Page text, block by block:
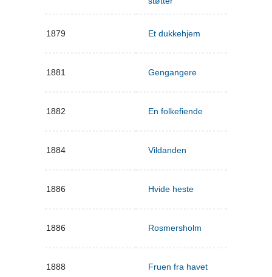
1879 Et dukkehjem
1881 Gengangere
1882 En folkefiende
1884 Vildanden
1886 Hvide heste
1886 Rosmersholm
1888 Fruen fra havet